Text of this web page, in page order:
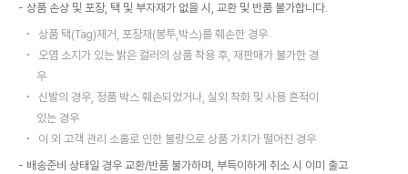
상품 손상 및 포장, 택 및 부자재가 없을 시, 교환 및 반품 불가합니다.
상품 택(Tag)제거, 포장재(봉투,박스)를 훼손한 경우
오염 소지가 있는 밝은 컬러의 상품 착용 후, 재판매가 불가한 경
우
신발의 경우, 정품 박스 훼손되었거나, 실외 착화 및 사용 흔적이
있는 경우
이 외 고객 관리 소홀로 인한 불량으로 상품 가치가 떨어진 경우
배송준비 상태일 경우 교환/반품 불가하며, 부득이하게 취소 시 이미 출고